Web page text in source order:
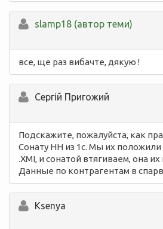
slamp18 (автор теми)
все, ще раз вибачте, дякую !
Сергій Пригожий
Подскажите, пожалуйста, как
Сонату НН из 1с. Мы их
.XMI, и сонатой втягиваем, она
Данные по контрагентам в
Ksenya